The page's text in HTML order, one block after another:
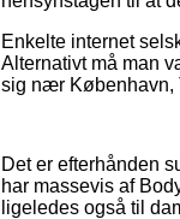
Enkelte internet
Alternativt må man
sig nær København,
Det er efterhånden
har massevis af
ligeledes også til